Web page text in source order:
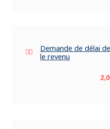
Demande de délai
le revenu